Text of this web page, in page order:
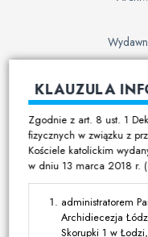
KLAUZULA
Zgodnie z art. 8 ust. 1
fizycznych w związku z
Kościele katolickim
w dniu 13 marca 2018 r.
administratorem
Archidiecezja
Skorupki 1 w